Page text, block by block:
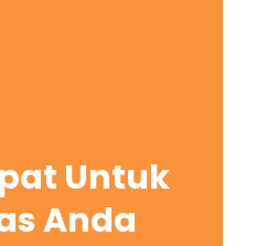
Untuk
Anda